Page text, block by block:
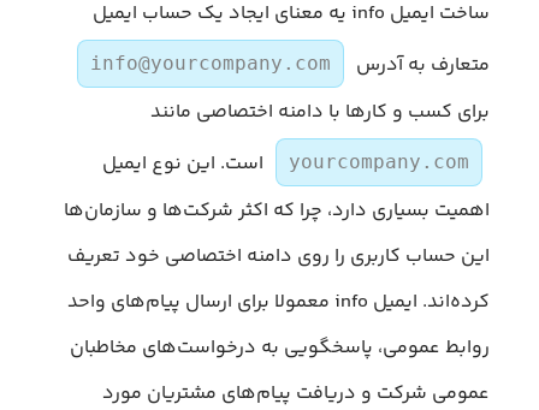
ساخت ایمیل info یه معنای ایجاد یک حساب ایمیل
متعارف به آدرس
info@yourcompany.com
برای کسب‌ و‌ کارها با دامنه اختصاصی مانند
yourcompany.com
است. این نوع ایمیل
اهمیت بسیاری دارد، چرا که اکثر شرکت‌ها و سازمان‌ها
این حساب کاربری را روی دامنه اختصاصی خود تعریف
کرده‌اند. ایمیل info معمولا برای ارسال پیام‌های واحد
روابط عمومی، پاسخگویی به درخواست‌های مخاطبان
عمومی شرکت و دریافت پیام‌های مشتریان مورد